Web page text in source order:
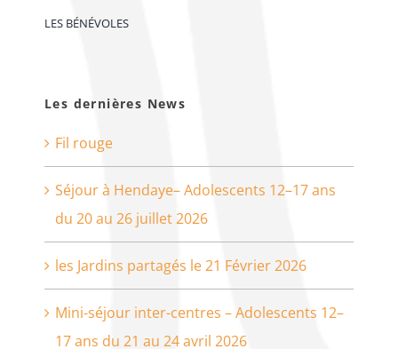
LES BÉNÉVOLES
Les dernières News
Fil rouge
Séjour à Hendaye– Adolescents 12–17 ans
du 20 au 26 juillet 2026
les Jardins partagés le 21 Février 2026
Mini-séjour inter-centres – Adolescents 12–
17 ans du 21 au 24 avril 2026